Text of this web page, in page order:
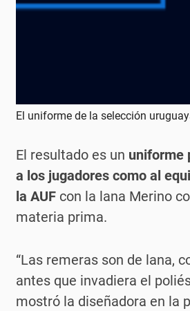
El uniforme de la selección
El resultado es un uniforme
a los jugadores como al
la AUF con la lana Merino
materia prima.
“Las remeras son de lana,
antes que invadiera el
mostró la diseñadora en la